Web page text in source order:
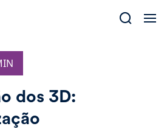
dos 3D: